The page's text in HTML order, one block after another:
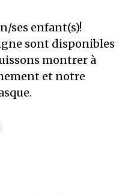
ses enfant(s)!
sont disponibles
montrer à
et notre